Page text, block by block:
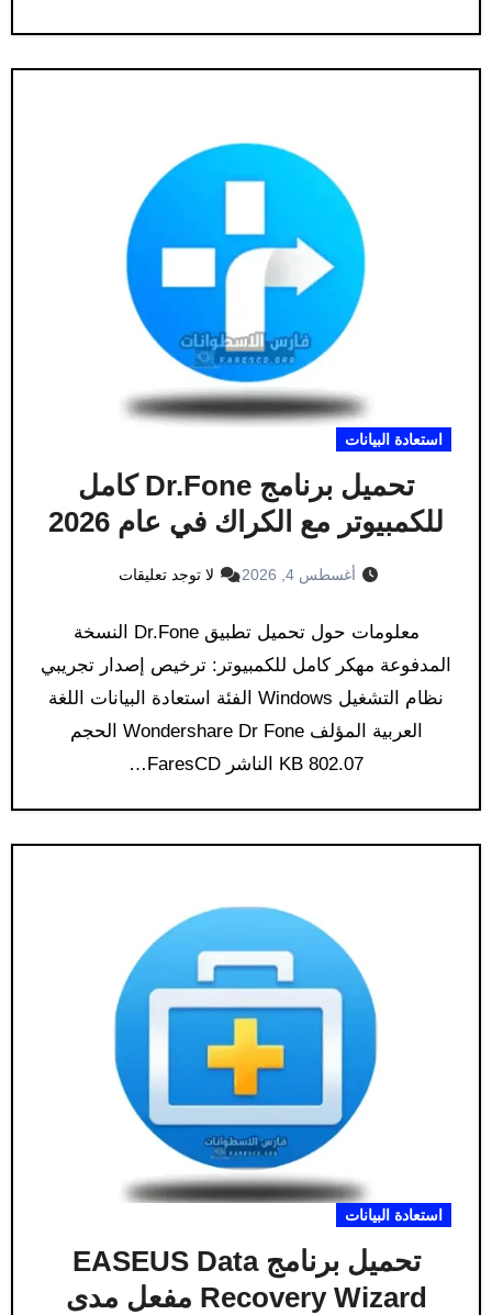
استعادة البيانات
تحميل برنامج Dr.Fone كامل
للكمبيوتر مع الكراك في عام 2026
أغسطس 4, 2026 لا توجد تعليقات
معلومات حول تحميل تطبيق Dr.Fone النسخة
المدفوعة مهكر كامل للكمبيوتر: ترخيص إصدار تجريبي
نظام التشغيل Windows الفئة استعادة البيانات اللغة
العربية المؤلف Wondershare Dr Fone الحجم
802.07 KB الناشر FaresCD…
استعادة البيانات
تحميل برنامج EASEUS Data
Recovery Wizard مفعل مدى